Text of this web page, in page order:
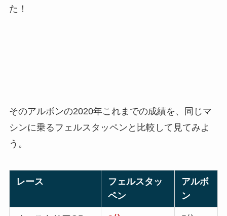
た！
そのアルボンの2020年これまでの成績を、同じマ
シンに乗るフェルスタッペンと比較して見てみよ
う。
レース
フェルスタッ
ペン
アルボ
ン